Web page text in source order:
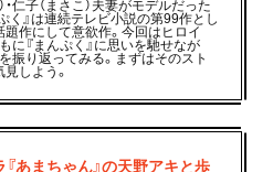
・仁子（まさこ）夫妻がモデルだった
く』は連続テレビ小説の第99作とし
作にして意欲作。今回はヒロイ
に『まんぷく』に思いを馳せなが
振り返ってみる。まずはそのスト
しよう。
あまちゃん』の天野アキと歩